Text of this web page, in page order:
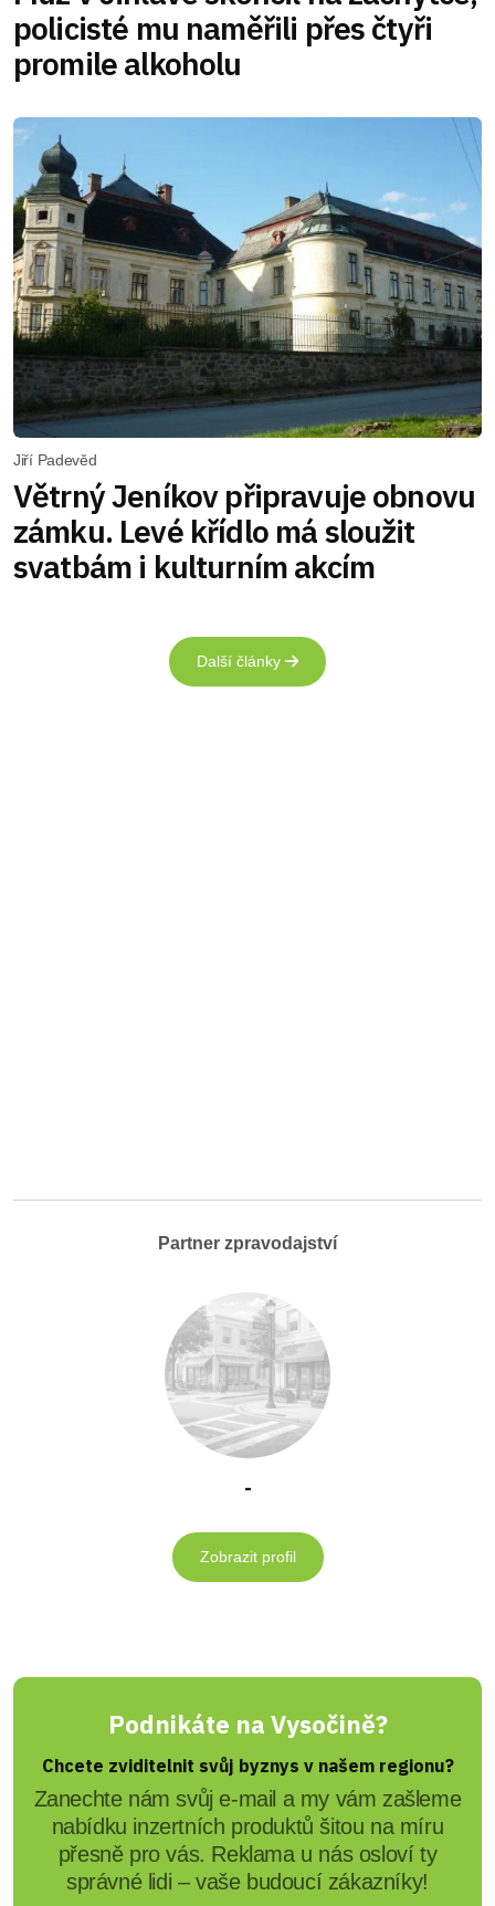
policisté mu naměřili přes čtyři
promile alkoholu
Jiří Padevěd
Větrný Jeníkov připravuje obnovu
zámku. Levé křídlo má sloužit
svatbám i kulturním akcím
Další články
Partner zpravodajství
-
Zobrazit profil
Podnikáte na Vysočině?
Chcete zviditelnit svůj byznys v našem regionu?
Zanechte nám svůj e-mail a my vám zašleme
nabídku inzertních produktů šitou na míru
přesně pro vás. Reklama u nás osloví ty
správné lidi – vaše budoucí zákazníky!